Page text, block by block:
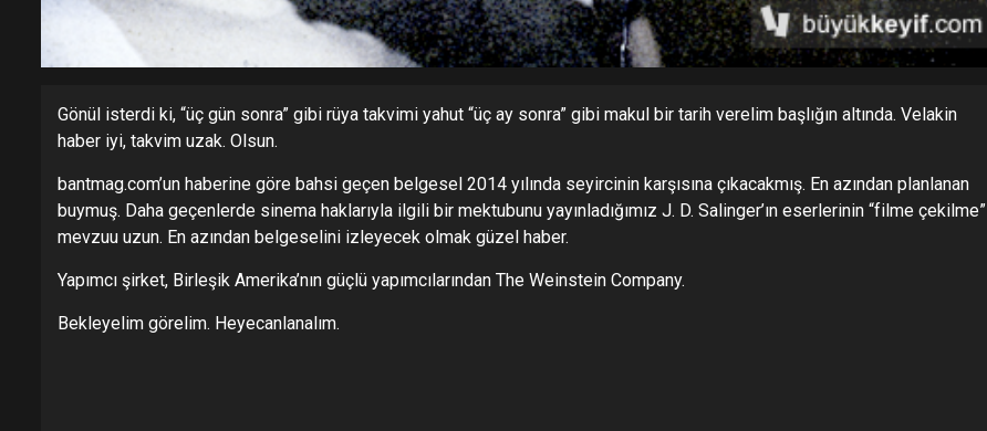
Gönül isterdi ki, “üç gün sonra” gibi rüya takvimi yahut “üç ay sonra” gibi makul bir tarih verelim başlığın altında. Velakin
haber iyi, takvim uzak. Olsun.
bantmag.com’un haberine göre bahsi geçen belgesel 2014 yılında seyircinin karşısına çıkacakmış. En azından planlanan
buymuş. Daha geçenlerde sinema haklarıyla ilgili bir mektubunu yayınladığımız J. D. Salinger’ın eserlerinin “filme çekilme”
mevzuu uzun. En azından belgeselini izleyecek olmak güzel haber.
Yapımcı şirket, Birleşik Amerika’nın güçlü yapımcılarından The Weinstein Company.
Bekleyelim görelim. Heyecanlanalım.